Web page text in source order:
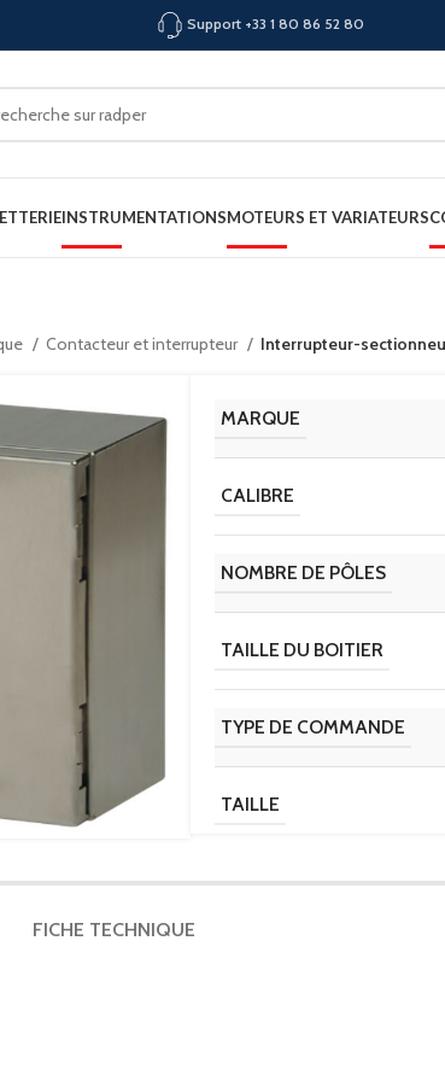
Support +33 1 80 86 52 80
INSTRUMENTATIONSMOTEURS ET VARIATEURS
Contacteur et interrupteur Interrupteur-
MARQUE
CALIBRE
NOMBRE DE PÔLES
TAILLE DU BOITIER
TYPE DE COMMANDE
TAILLE
TYPE D'INTERRUPTEUR
FICHE TECHNIQUE